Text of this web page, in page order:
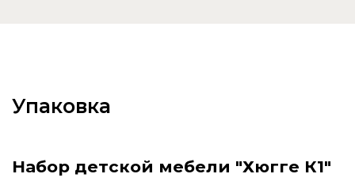
Упаковка
Набор детской мебели "Хюгге К1"